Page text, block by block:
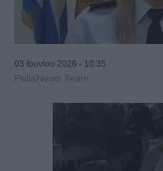
03 Ιουνίου 2026 - 10:35
PellaNews Team